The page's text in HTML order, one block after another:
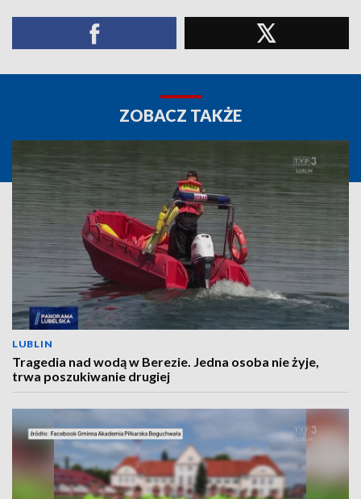
ZOBACZ TAKŻE
LUBLIN
Tragedia nad wodą w Berezie. Jedna osoba nie żyje,
trwa poszukiwanie drugiej